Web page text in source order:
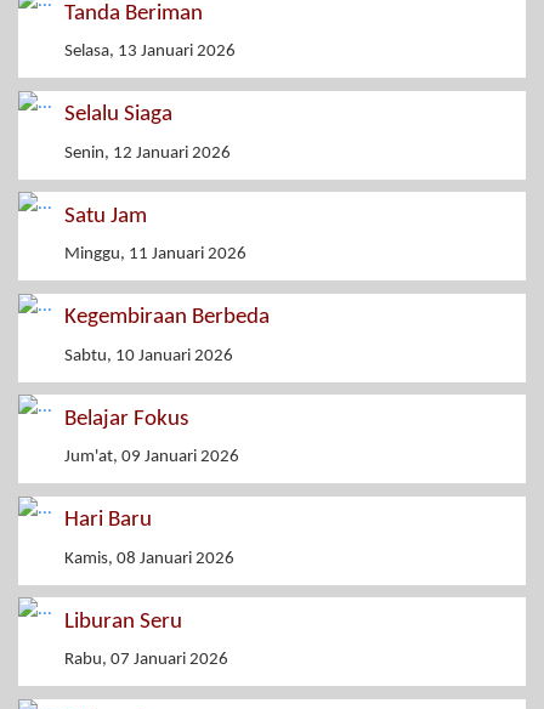
Tanda Beriman
Selasa, 13 Januari 2026
Selalu Siaga
Senin, 12 Januari 2026
Satu Jam
Minggu, 11 Januari 2026
Kegembiraan Berbeda
Sabtu, 10 Januari 2026
Belajar Fokus
Jum'at, 09 Januari 2026
Hari Baru
Kamis, 08 Januari 2026
Liburan Seru
Rabu, 07 Januari 2026